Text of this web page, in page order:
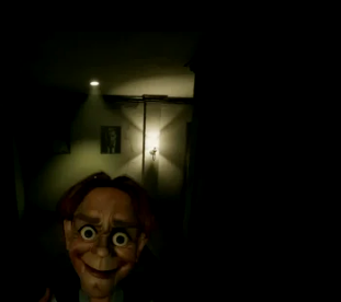
CONDIVISIONE